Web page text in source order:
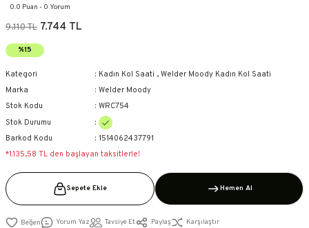
0.0 Puan - 0 Yorum
9.110 TL 7.744 TL
%15
Kategori Kadın Kol Saati , Welder Moody Kadın Kol Saati
Marka
Welder Moody
Stok Kodu
WRC754
Stok Durumu
Barkod Kodu
1514062437791
*1.135,58 TL den başlayan taksitlerle!
Sepete Ekle Hemen Al
Yorum Yaz Tavsiye Et Paylaş Karşılaştır